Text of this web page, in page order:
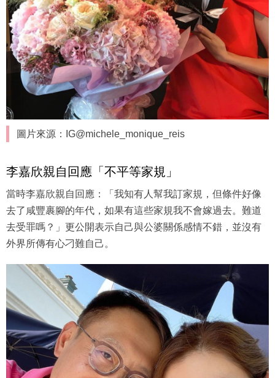
圖片來源：IG@michele_monique_reis
李嘉欣親自回應「不平等家規」
當時李嘉欣親自回應：「我知有人幫我訂家規，但條件好像
去了咸豐裹腳的年代，如果有這些家規我不會嫁過去。難道
去受罪嗎？」更公開表示自己與公婆關係感情不錯，並沒有
外界所傳有心刁難自己。